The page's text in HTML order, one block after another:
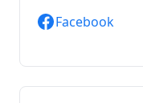
Facebook